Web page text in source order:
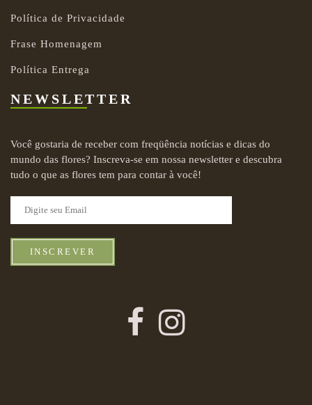
Política de Privacidade
Frase Homenagem
Política Entrega
NEWSLETTER
Você gostaria de receber com freqüência notícias e dicas do
mundo das flores? Inscreva-se em nossa newsletter e descubra
tudo o que as flores tem para contar à você!
INSCREVER